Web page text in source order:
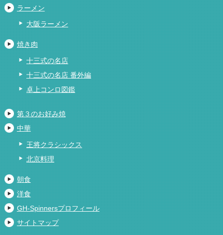
ラーメン
大阪ラーメン
焼き肉
十三式の名店
十三式の名店 番外編
卓上コンロ図鑑
第３のお好み焼
中華
王将クラシックス
北京料理
朝食
洋食
GH-Spinnersプロフィール
サイトマップ